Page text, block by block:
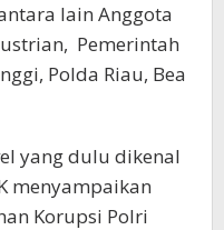
lain Anggota
Pemerintah
Polda Riau, Bea
yang dulu dikenal
menyampaikan
Korupsi Polri